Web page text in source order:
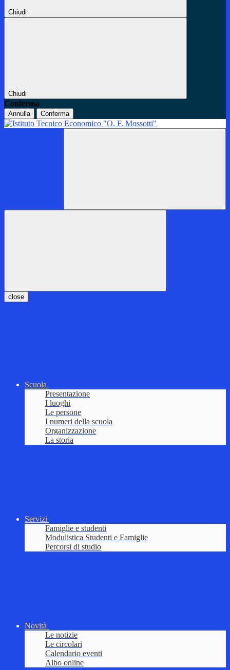
Chiudi
Chiudi
Conferma
Annulla Conferma
close
Scuola
Presentazione
I luoghi
Le persone
I numeri della scuola
Organizzazione
La storia
Servizi
Famiglie e studenti
Modulistica Studenti e Famiglie
Percorsi di studio
Novità
Le notizie
Le circolari
Calendario eventi
Albo online